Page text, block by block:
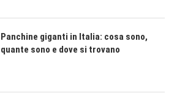
Panchine giganti in Italia: cosa sono,
quante sono e dove si trovano